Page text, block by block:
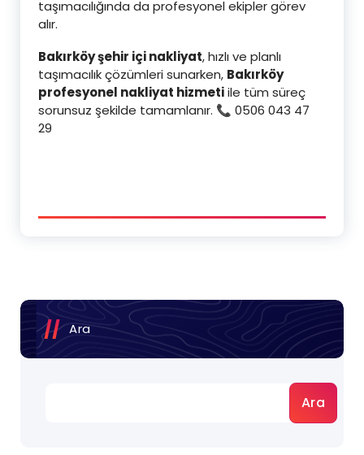
taşımacılığında da profesyonel ekipler görev
alır.
Bakırköy şehir içi nakliyat, hızlı ve planlı
taşımacılık çözümleri sunarken, Bakırköy
profesyonel nakliyat hizmetiile tüm süreç
sorunsuz şekilde tamamlanır. 📞 0506 043 47
29
Ara
Ara